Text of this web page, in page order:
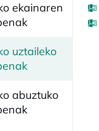
ekainaren
uztaileko
abuztuko